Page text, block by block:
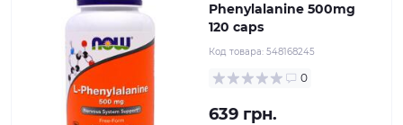
Phenylalanine 500mg
120 caps
Код товара: 548168245
0
639 грн.